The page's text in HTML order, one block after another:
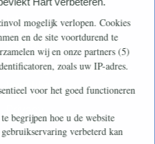
Info
Contact
Ontvang onze Telegram-
berichten